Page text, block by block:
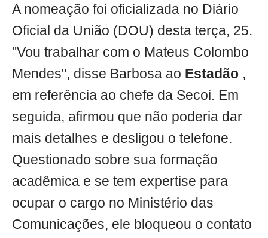
A nomeação foi oficializada no Diário
Oficial da União (DOU) desta terça, 25.
"Vou trabalhar com o Mateus Colombo
Mendes", disse Barbosa ao Estadão ,
em referência ao chefe da Secoi. Em
seguida, afirmou que não poderia dar
mais detalhes e desligou o telefone.
Questionado sobre sua formação
acadêmica e se tem expertise para
ocupar o cargo no Ministério das
Comunicações, ele bloqueou o contato